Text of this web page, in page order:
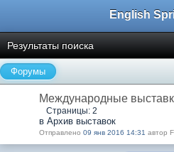
Результаты поиска
Форумы
Международные
Страницы: 2
в Архив выставок
Отправлено 09 янв 2016 14:31 автор